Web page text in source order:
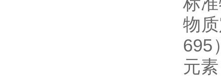
物
695
元